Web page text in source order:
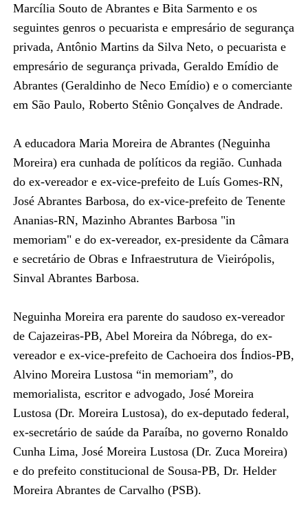
Marcília Souto de Abrantes e Bita Sarmento e os
seguintes genros o pecuarista e empresário de segurança
privada, Antônio Martins da Silva Neto, o pecuarista e
empresário de segurança privada, Geraldo Emídio de
Abrantes (Geraldinho de Neco Emídio) e o comerciante
em São Paulo, Roberto Stênio Gonçalves de Andrade.
A educadora Maria Moreira de Abrantes (Neguinha
Moreira) era cunhada de políticos da região. Cunhada
do ex-vereador e ex-vice-prefeito de Luís Gomes-RN,
José Abrantes Barbosa, do ex-vice-prefeito de Tenente
Ananias-RN, Mazinho Abrantes Barbosa "in
memoriam" e do ex-vereador, ex-presidente da Câmara
e secretário de Obras e Infraestrutura de Vieirópolis,
Sinval Abrantes Barbosa.
Neguinha Moreira era parente do saudoso ex-vereador
de Cajazeiras-PB, Abel Moreira da Nóbrega, do ex-
vereador e ex-vice-prefeito de Cachoeira dos Índios-PB,
Alvino Moreira Lustosa “in memoriam”, do
memorialista, escritor e advogado, José Moreira
Lustosa (Dr. Moreira Lustosa), do ex-deputado federal,
ex-secretário de saúde da Paraíba, no governo Ronaldo
Cunha Lima, José Moreira Lustosa (Dr. Zuca Moreira)
e do prefeito constitucional de Sousa-PB, Dr. Helder
Moreira Abrantes de Carvalho (PSB).